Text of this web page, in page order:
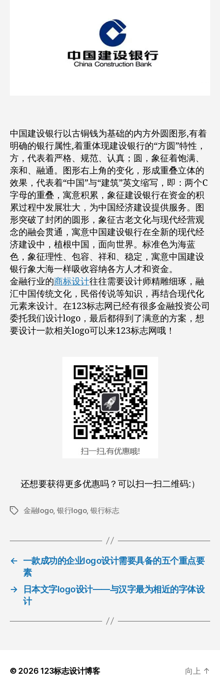
中国建设银行以古铜钱为基础的内方外圆图形,有着
明确的银行属性,着重体现建设银行的“方圆”特性，
方，代表着严格、规范、认真；圆，象征着饱满、
亲和、融通。图形右上角的变化，形成重叠立体的
效果，代表着“中国”与“建筑”英文缩写，即：两个C
字母的重叠，寓意积累，象征建设银行在资金的积
累过程中发展壮大，为中国经济建设提供服务。图
形突破了封闭的圆形，象征古老文化与现代经营观
念的融会贯通，寓意中国建设银行在全新的现代经
济建设中，植根中国，面向世界。标准色为海蓝
色，象征理性、包容、祥和、稳定，寓意中国建设
银行象大海一样吸收容纳各方人才和资金。
金融行业的商标设计往往需要设计师精雕细琢，融
汇中国传统文化，民俗传说等知识，再结合现代化
元素来设计。在123标志网已经有很多金融投资公司
委托我们设计logo，最后都得到了满意的方案，想
要设计一款相关logo可以来123标志网哦！
还想要获得更多优惠吗？可以扫一扫二维码:）
标
金融logo, 银行logo, 银行标志
← 一款成功的企业logo设计需要具备的五个重点要
素
→
日本文字logo设计——与汉字最为相近的字体设
计
© 2026 123标志设计博客 向上 ↑